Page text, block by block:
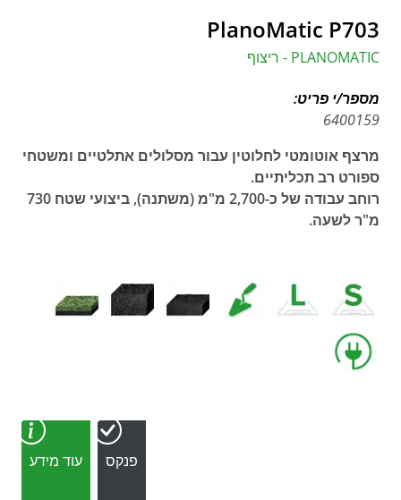
PlanoMatic P703
PLANOMATIC - ריצוף
מספר/י פריט:
6400159
מרצף אוטומטי לחלוטין עבור מסלולים אתלטיים ומשטחי
ספורט רב תכליתיים.
רוחב עבודה של כ-2,700 מ"מ (משתנה), ביצועי שטח 730
מ"ר לשעה.
פנקס עוד מידע